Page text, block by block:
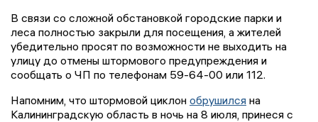
В связи со сложной обстановкой городские парки и
леса полностью закрыли для посещения, а жителей
убедительно просят по возможности не выходить на
улицу до отмены штормового предупреждения и
сообщать о ЧП по телефонам 59-64-00 или 112.
Напомним, что штормовой циклон обрушился на
Калининградскую область в ночь на 8 июля, принеся с